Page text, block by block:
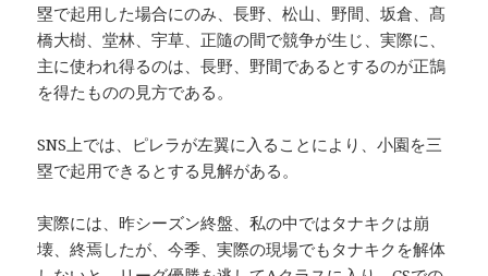
塁で起用した場合にのみ、長野、松山、野間、坂倉、髙
橋大樹、堂林、宇草、正隨の間で競争が生じ、実際に、
主に使われ得るのは、長野、野間であるとするのが正鵠
を得たものの見方である。
SNS上では、ピレラが左翼に入ることにより、小園を三
塁で起用できるとする見解がある。
実際には、昨シーズン終盤、私の中ではタナキクは崩
壊、終焉したが、今季、実際の現場でもタナキクを解体